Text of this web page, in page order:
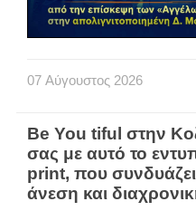
07 Αύγουστος 2026
Be You tiful στην
σας με αυτό το
print, που
άνεση και